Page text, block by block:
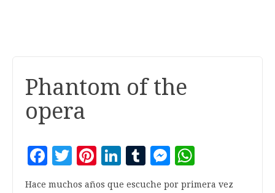
Phantom of the
opera
Facebook
Twitter
Pinterest
LinkedIn
Tumblr
Messenger
Hace muchos años que escuche por primera vez